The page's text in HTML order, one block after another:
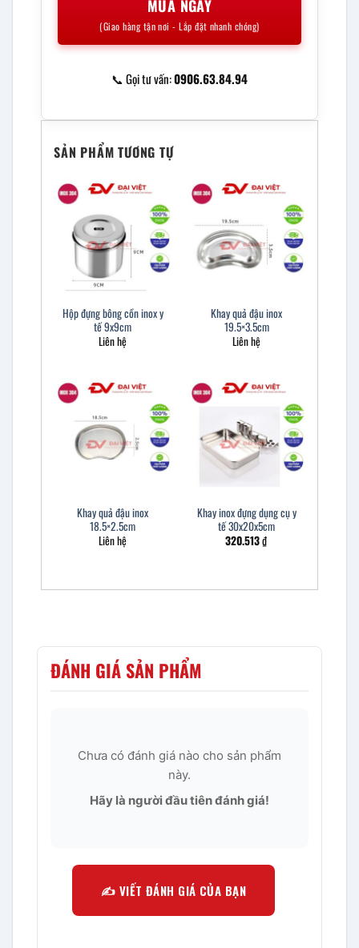
MUA NGAY
(Giao hàng tận nơi - Lắp đặt nhanh chóng)
📞 Gọi tư vấn:0906.63.84.94
SẢN PHẨM TƯƠNG TỰ
Hộp đựng bông cồn inox y
tế 9x9cm
Liên hệ
Khay quả đậu inox
19.5×3.5cm
Liên hệ
Khay quả đậu inox
18.5×2.5cm
Liên hệ
Khay inox đựng dụng cụ y
tế 30x20x5cm
320.513₫
ĐÁNH GIÁ SẢN PHẨM
Chưa có đánh giá nào cho sản phẩm
này.
Hãy là người đầu tiên đánh giá!
✍️ VIẾT ĐÁNH GIÁ CỦA BẠN